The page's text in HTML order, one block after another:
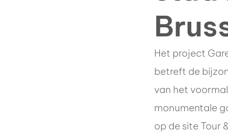
Het project
betreft de
van het
monumentale
op de site Tour